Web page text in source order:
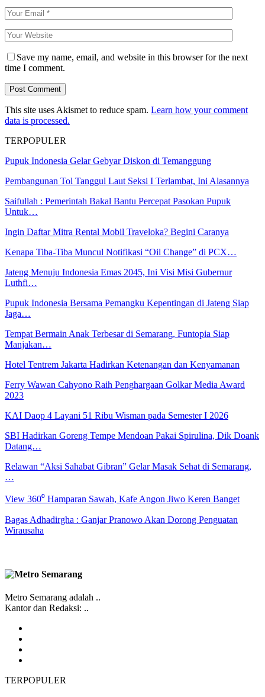
Save my name, email, and website in this browser for the next
time I comment.
This site uses Akismet to reduce spam. Learn how your comment
data is processed.
TERPOPULER
Pupuk Indonesia Gelar Gebyar Diskon di Temanggung
Pembangunan Tol Tanggul Laut Seksi I Terlambat, Ini Alasannya
Saifullah : Pemerintah Bakal Bantu Percepat Pasokan Pupuk
Untuk…
Ingin Daftar Mitra Rental Mobil Traveloka? Begini Caranya
Kenapa Tiba-Tiba Muncul Notifikasi “Oil Change” di PCX…
Jateng Menuju Indonesia Emas 2045, Ini Visi Misi Gubernur
Luthfi…
Pupuk Indonesia Bersama Pemangku Kepentingan di Jateng Siap
Jaga…
Tempat Bermain Anak Terbesar di Semarang, Funtopia Siap
Manjakan…
Hotel Tentrem Jakarta Hadirkan Ketenangan dan Kenyamanan
Ferry Wawan Cahyono Raih Penghargaan Golkar Media Award
2023
KAI Daop 4 Layani 51 Ribu Wisman pada Semester I 2026
SBI Hadirkan Goreng Tempe Mendoan Pakai Spirulina, Dik Doank
Datang…
Relawan “Aksi Sahabat Gibran” Gelar Masak Sehat di Semarang,
…
View 360⁰ Hamparan Sawah, Kafe Angon Jiwo Keren Banget
Bagas Adhadirgha : Ganjar Pranowo Akan Dorong Penguatan
Wirausaha
Metro Semarang adalah ..
Kantor dan Redaksi: ..
TERPOPULER